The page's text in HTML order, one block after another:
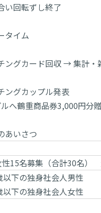
回転ずし終了
タイム
グカード回収 → 集計・
グカップル発表
ルへ鶴重商品券3,000円分
いさつ
性15名募集（合計30名）
以下の独身社会人男性
以下の独身社会人女性